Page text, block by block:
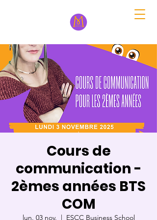
Cours de
communication -
2èmes années BTS
COM
lun. 03 nov.
  |
ESCC Business School